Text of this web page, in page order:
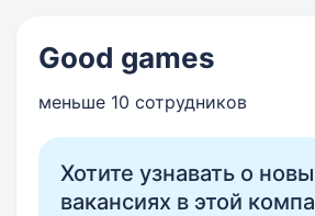
Good games
меньше 10 сотрудников
Хотите узнавать о
вакансиях в этой